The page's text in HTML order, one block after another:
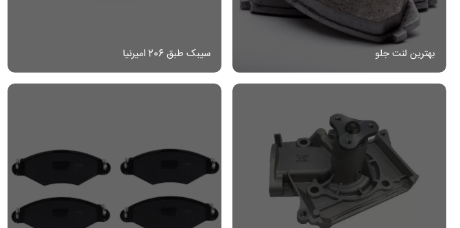
بهترین لنت جلو سیبک طبق 206 امیرنیا